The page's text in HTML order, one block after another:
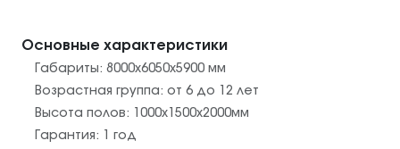
Основные характеристики
Габариты: 8000х6050х5900 мм
Возрастная группа: от 6 до 12 лет
Высота полов:
1000х1500х2000мм
Гарантия:
1 год